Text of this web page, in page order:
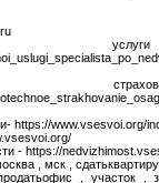
https://www.vsesvoi.org/
- https://
, мск ,
, участок ,